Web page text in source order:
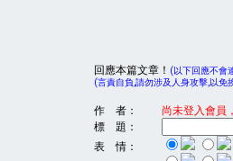
回應本篇文章！ (以下回應不會
(言責自負,請勿涉及人身攻擊,以免
作 者：
尚未登入會員
標 題：
表 情：